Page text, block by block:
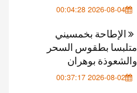
2026-08-04 00:04:28
الإطاحة بخمسيني
متلبسا بطقوس السحر
والشعوذة بوهران
2026-08-02 00:37:17